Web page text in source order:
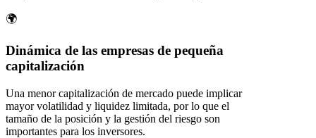
🌍
Dinámica de las empresas de pequeña
capitalización
Una menor capitalización de mercado puede implicar
mayor volatilidad y liquidez limitada, por lo que el
tamaño de la posición y la gestión del riesgo son
importantes para los inversores.